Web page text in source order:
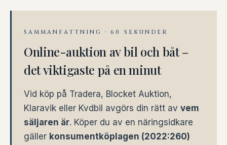
SAMMANFATTNING · 60 SEKUNDER
Online-auktion av bil och båt –
det viktigaste på en minut
Vid köp på Tradera, Blocket Auktion,
Klaravik eller Kvdbil avgörs din rätt av vem
säljaren är. Köper du av en näringsidkare
gäller konsumentköplagen (2022:260)